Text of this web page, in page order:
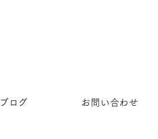
ログ お問い合わせ